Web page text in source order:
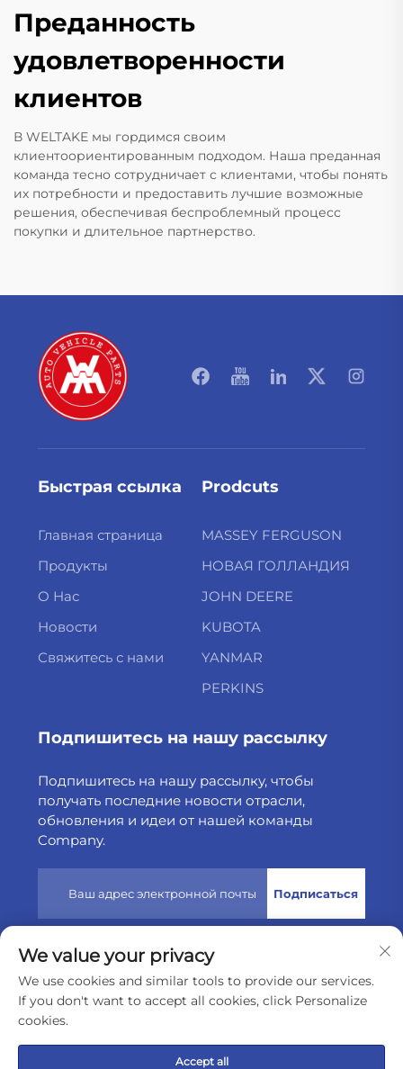
Преданность
удовлетворенности
клиентов
В WELTAKE мы гордимся своим
клиентоориентированным подходом. Наша преданная
команда тесно сотрудничает с клиентами, чтобы понять
их потребности и предоставить лучшие возможные
решения, обеспечивая беспроблемный процесс
покупки и длительное партнерство.
Быстрая ссылка
Главная страница
Продукты
О Нас
Новости
Свяжитесь с нами
Prodcuts
MASSEY FERGUSON
НОВАЯ ГОЛЛАНДИЯ
JOHN DEERE
KUBOTA
YANMAR
PERKINS
Подпишитесь на нашу рассылку
Подпишитесь на нашу рассылку, чтобы
получать последние новости отрасли,
обновления и идеи от нашей команды
Company.
Подписаться
Авторские права © 2025 защищены компанией Weltake
Import & Export Company Limited
Политика
конфиденциальности
We value your privacy
We use cookies and similar tools to provide our services.
If you don't want to accept all cookies, click Personalize
cookies.
Accept all